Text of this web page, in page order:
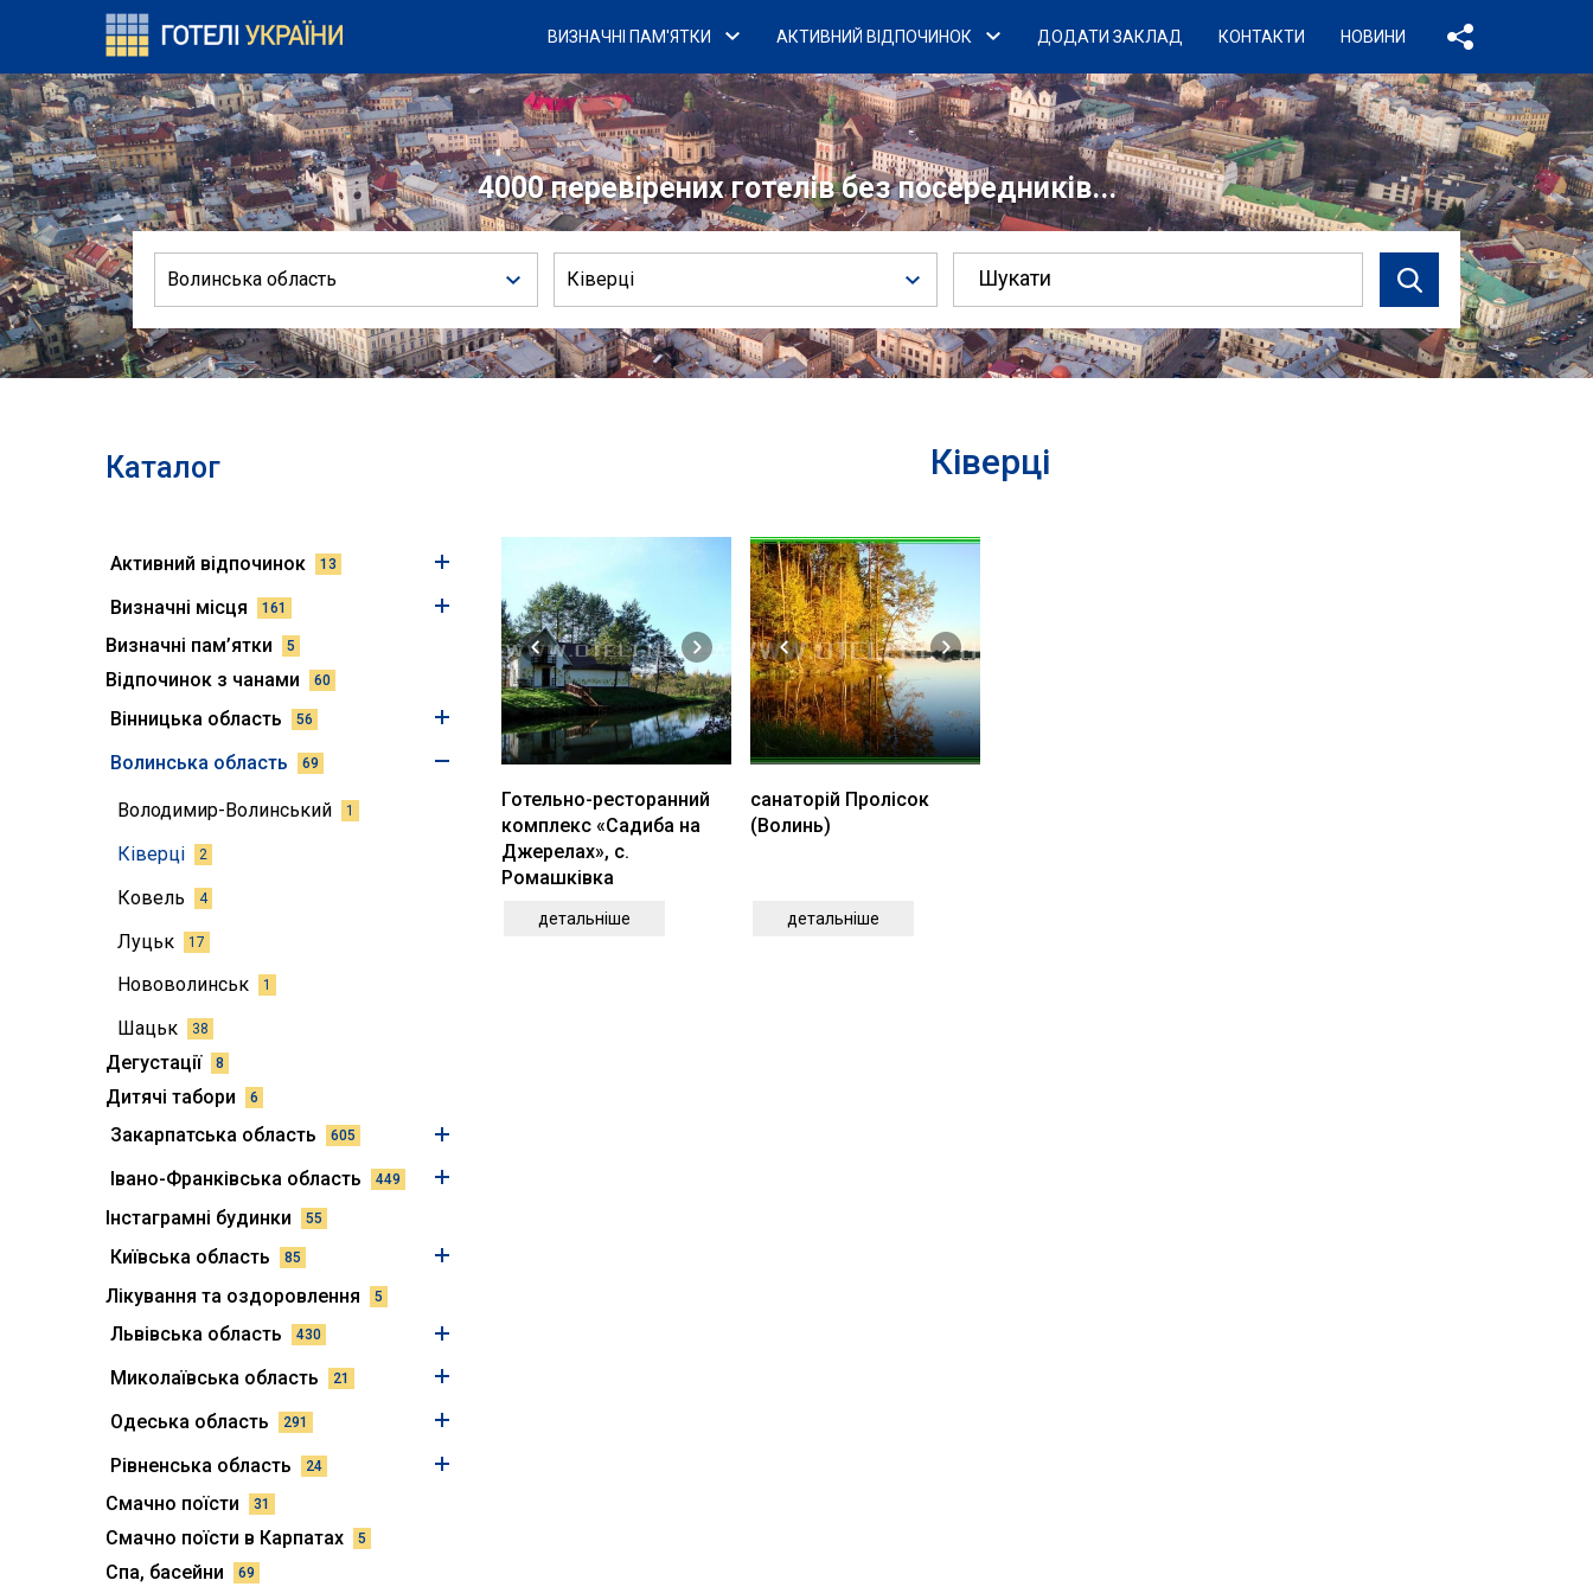
ВИЗНАЧНІ ПАМ'ЯТКИ АКТИВНИЙ ВІДПОЧИНОК ДОДАТИ ЗАКЛАД КОНТАКТИ НОВИНИ
4000 перевірених готелів без посередників...
Волинська область Ківерці
Каталог
Активний відпочинок 13
Визначні місця 161
Визначні пам’ятки 5
Відпочинок з чанами 60
Вінницька область 56
Волинська область 69
Володимир-Волинський 1
Ківерці 2
Ковель 4
Луцьк 17
Нововолинськ 1
Шацьк 38
Дегустації 8
Дитячі табори 6
Закарпатська область 605
Івано-Франківська область 449
Інстаграмні будинки 55
Київська область 85
Лікування та оздоровлення 5
Львівська область 430
Миколаївська область 21
Одеська область 291
Рівненська область 24
Смачно поїсти 31
Смачно поїсти в Карпатах 5
Спа, басейни 69
Ківерці
Готельно-ресторанний
комплекс «Садиба на
Джерелах», с.
Ромашківка
детальніше
санаторій Пролісок
(Волинь)
детальніше